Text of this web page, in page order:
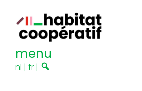
menu
nl | fr |